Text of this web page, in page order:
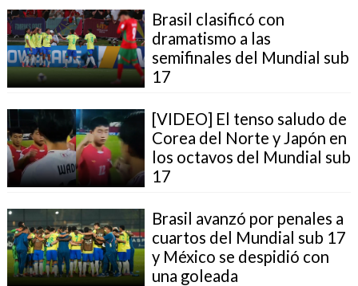
Brasil clasificó con
dramatismo a las
semifinales del Mundial sub
17
[VIDEO] El tenso saludo de
Corea del Norte y Japón en
los octavos del Mundial sub
17
Brasil avanzó por penales a
cuartos del Mundial sub 17
y México se despidió con
una goleada